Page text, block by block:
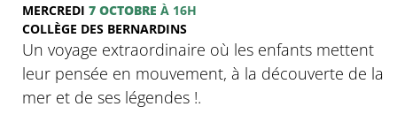
MERCREDI 7 OCTOBRE À 16H
COLLÈGE DES BERNARDINS
Un voyage extraordinaire où les enfants mettent
leur pensée en mouvement, à la découverte de la
mer et de ses légendes !.